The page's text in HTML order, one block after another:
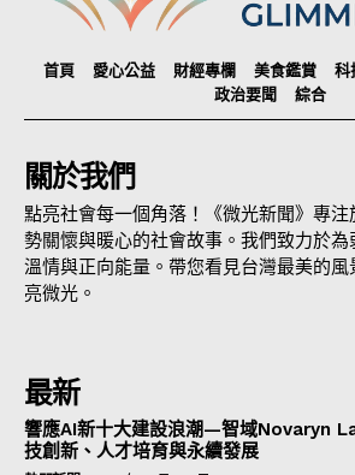
首頁 愛心公益 財經專欄 美食鑑賞 科
政治要聞
綜合
關於我們
點亮社會每一個角落！《微光新聞》專
勢關懷與暖心的社會故事。我們致力於
溫情與正向能量。帶您看見台灣最美的
亮微光。
最新
響應AI新十大建設浪潮—智域Novaryn
技創新、人才培育與永續發展